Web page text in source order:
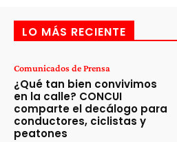
LO MÁS RECIENTE
Comunicados de Prensa
¿Qué tan bien convivimos
en la calle? CONCUI
comparte el decálogo para
conductores, ciclistas y
peatones